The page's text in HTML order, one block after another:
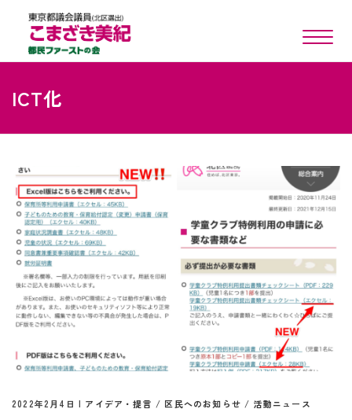
toggle
ICT化
2022年2月4日 | アイデア・提言 / 区民へのお知らせ / 活動ニュース